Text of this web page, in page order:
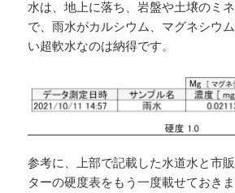
水は、地上に落ち、岩盤や土壌のミ
で、雨水がカルシウム、マグネシウ
い超軟水なのは納得です。
参考に、上部で記載した水道水と市
ターの硬度表をもう一度載せておきま